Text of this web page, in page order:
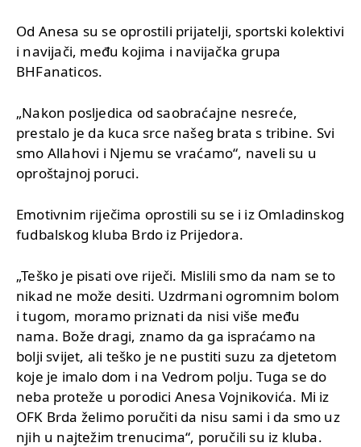
Od Anesa su se oprostili prijatelji, sportski kolektivi
i navijači, među kojima i navijačka grupa
BHFanaticos.
„Nakon posljedica od saobraćajne nesreće,
prestalo je da kuca srce našeg brata s tribine. Svi
smo Allahovi i Njemu se vraćamo“, naveli su u
oproštajnoj poruci.
Emotivnim riječima oprostili su se i iz Omladinskog
fudbalskog kluba Brdo iz Prijedora.
„Teško je pisati ove riječi. Mislili smo da nam se to
nikad ne može desiti. Uzdrmani ogromnim bolom
i tugom, moramo priznati da nisi više među
nama. Bože dragi, znamo da ga ispraćamo na
bolji svijet, ali teško je ne pustiti suzu za djetetom
koje je imalo dom i na Vedrom polju. Tuga se do
neba proteže u porodici Anesa Vojnikovića. Mi iz
OFK Brda želimo poručiti da nisu sami i da smo uz
njih u najtežim trenucima“, poručili su iz kluba.